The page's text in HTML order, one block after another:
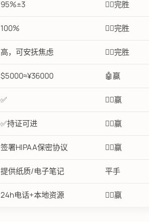
95%±3 👩‍⚕️完胜
100% 👩‍⚕️完胜
高，可安抚焦虑 👩‍⚕️完胜
$5000≈¥36000 🤖赢
✅ 👩‍⚕️赢
✅持证可进 👩‍⚕️赢
签署HIPAA保密协议 👩‍⚕️赢
提供纸质/电子笔记 平手
24h电话+本地资源 👩‍⚕️赢